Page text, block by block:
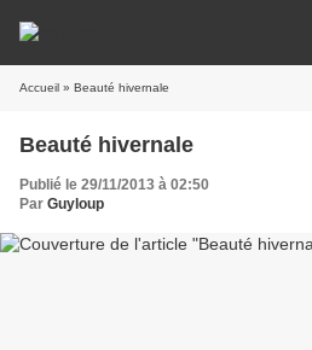
Accueil » Beauté hivernale
Beauté hivernale
Publié le 29/11/2013 à 02:50
Par Guyloup